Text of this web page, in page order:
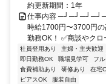
約更新期間：1年
仕事内容
時給1700円〜3700円の
勤務OK！ ✅商談やク
社員登用あり 主婦・主夫歓迎
即日勤務OK
職場見学可 フ
食費補助あり
研修あり 在宅
ピアスOK
服装自由